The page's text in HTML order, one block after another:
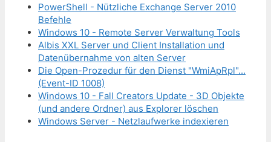
PowerShell - Nützliche Exchange Server 2010
Befehle
Windows 10 - Remote Server Verwaltung Tools
Albis XXL Server und Client Installation und
Datenübernahme von alten Server
Die Open-Prozedur für den Dienst "WmiApRpl"...
(Event-ID 1008)
Windows 10 - Fall Creators Update - 3D Objekte
(und andere Ordner) aus Explorer löschen
Windows Server - Netzlaufwerke indexieren